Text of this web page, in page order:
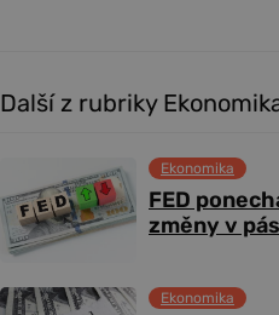
Další z rubriky
FED
změny v
Ekonomika
Ekonomika